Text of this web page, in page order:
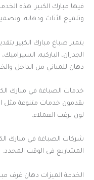
فيها مبارك الكبير. هذه
وتلميع الأثاث ودهانه،
يتميز صباغ مبارك الكبير
الجدران، الباركيه،
دهان للمباني من الداخل
خدمات الصباغة في مبارك
يقدمون خدمات متنوعة مثل
لون يرغب العملاء.
شركات الصباغة في مبارك
المشاريع في الوقت
الخدمة الميزات دهان غرف